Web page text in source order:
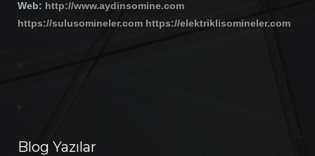
Web: http://www.aydinsomine.com
https://sulusomineler.com https://elektriklisomineler.com
Blog Yazılar